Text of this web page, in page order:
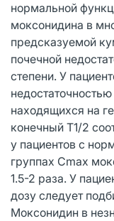
нормальной
моксонидина в
предсказуемой
почечной
степени. У
находящихся на
конечный T1/2
у пациентов с
группах Cmax
1.5-2 раза. У
дозу следует
Моксонидин в